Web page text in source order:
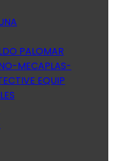
PALOMAR
MECAPLAS-
EQUIP